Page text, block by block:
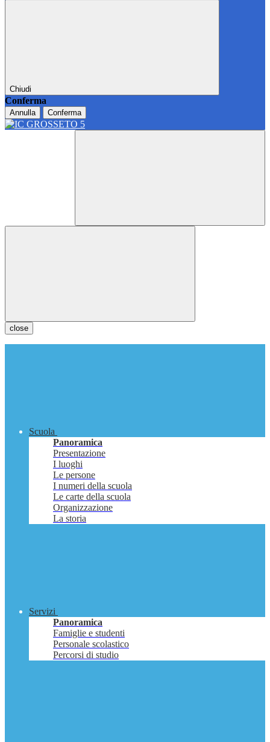
Chiudi
Conferma
Annulla Conferma
close
Scuola
Panoramica
Presentazione
I luoghi
Le persone
I numeri della scuola
Le carte della scuola
Organizzazione
La storia
Servizi
Panoramica
Famiglie e studenti
Personale scolastico
Percorsi di studio